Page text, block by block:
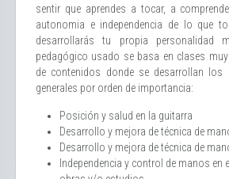
sentir que aprendes a tocar, a
autonomia e independencia de lo que
desarrollarás tu propia personalidad
pedagógico usado se basa en clases
de contenidos donde se desarrollan los
generales por orden de importancia:
Posición y salud en la guitarra
Desarrollo y mejora de técnica de
Desarrollo y mejora de técnica de
Independencia y control de manos en